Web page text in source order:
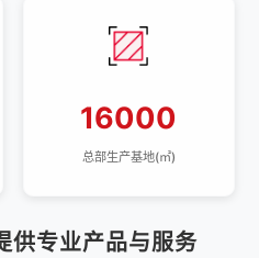
总部生产基地(㎡)
16000
供专业产品与服务